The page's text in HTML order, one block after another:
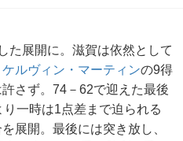
展開に。滋賀は依然として
ケルヴィン・マーティンの9得
さず。74－62で迎えた最後
一時は1点差まで迫られる
展開。最後には突き放し、